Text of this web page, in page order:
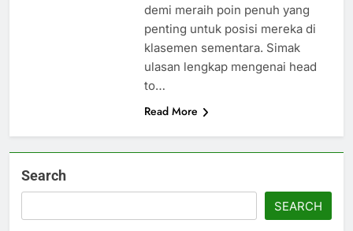
demi meraih poin penuh yang
penting untuk posisi mereka di
klasemen sementara. Simak
ulasan lengkap mengenai head
to…
Read More
Search
SEARCH